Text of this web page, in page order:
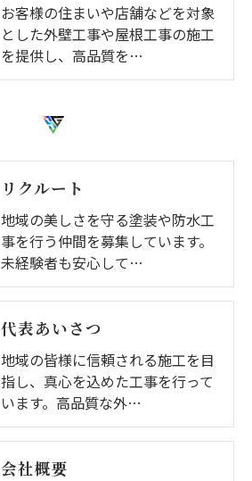
お客様の住まいや店舗などを対象
とした外壁工事や屋根工事の施工
を提供し、高品質を…
リクルート
地域の美しさを守る塗装や防水工
事を行う仲間を募集しています。
未経験者も安心して…
代表あいさつ
地域の皆様に信頼される施工を目
指し、真心を込めた工事を行って
います。高品質な外…
会社概要